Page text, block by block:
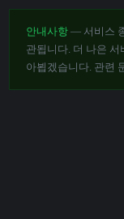
안내사항 — 서비스
관됩니다. 더 나은
아뵙겠습니다. 관련